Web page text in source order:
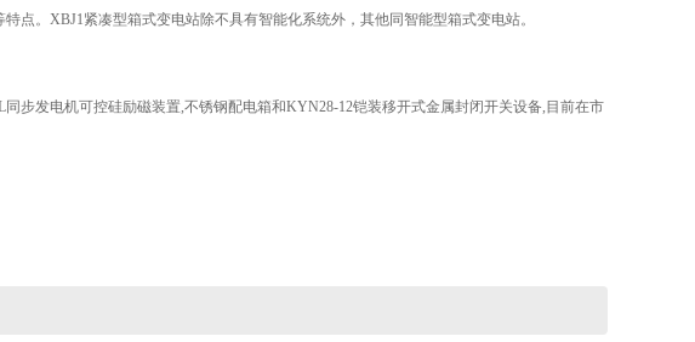
点。XBJ1紧凑型箱式变电站除不具有智能化系统外，其他同智能型箱式变电站。
步发电机可控硅励磁装置,不锈钢配电箱和KYN28-12铠装移开式金属封闭开关设备,目前在市